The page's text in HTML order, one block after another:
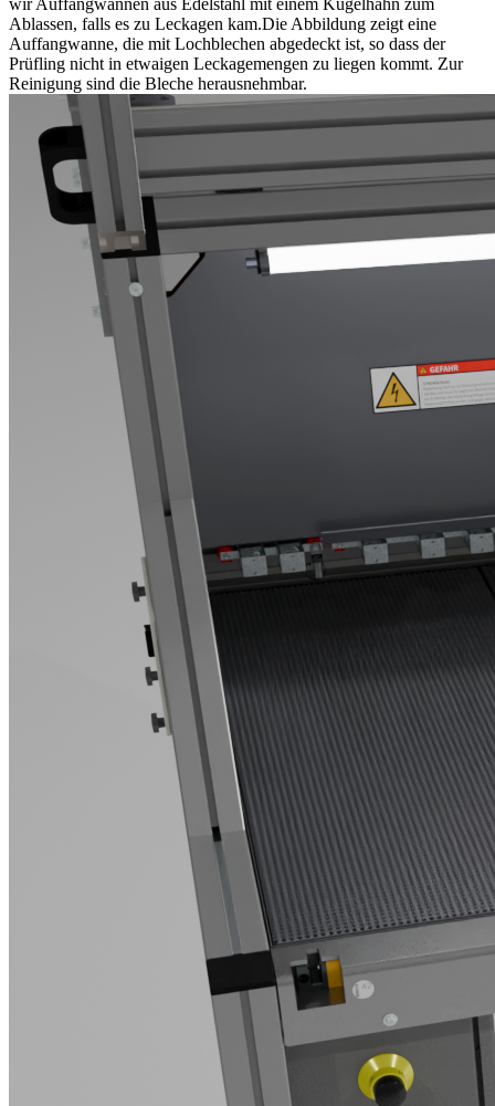
wir Auffangwannen aus Edelstahl mit einem Kugelhahn zum
Ablassen, falls es zu Leckagen kam.Die Abbildung zeigt eine
Auffangwanne, die mit Lochblechen abgedeckt ist, so dass der
Prüfling nicht in etwaigen Leckagemengen zu liegen kommt. Zur
Reinigung sind die Bleche herausnehmbar.